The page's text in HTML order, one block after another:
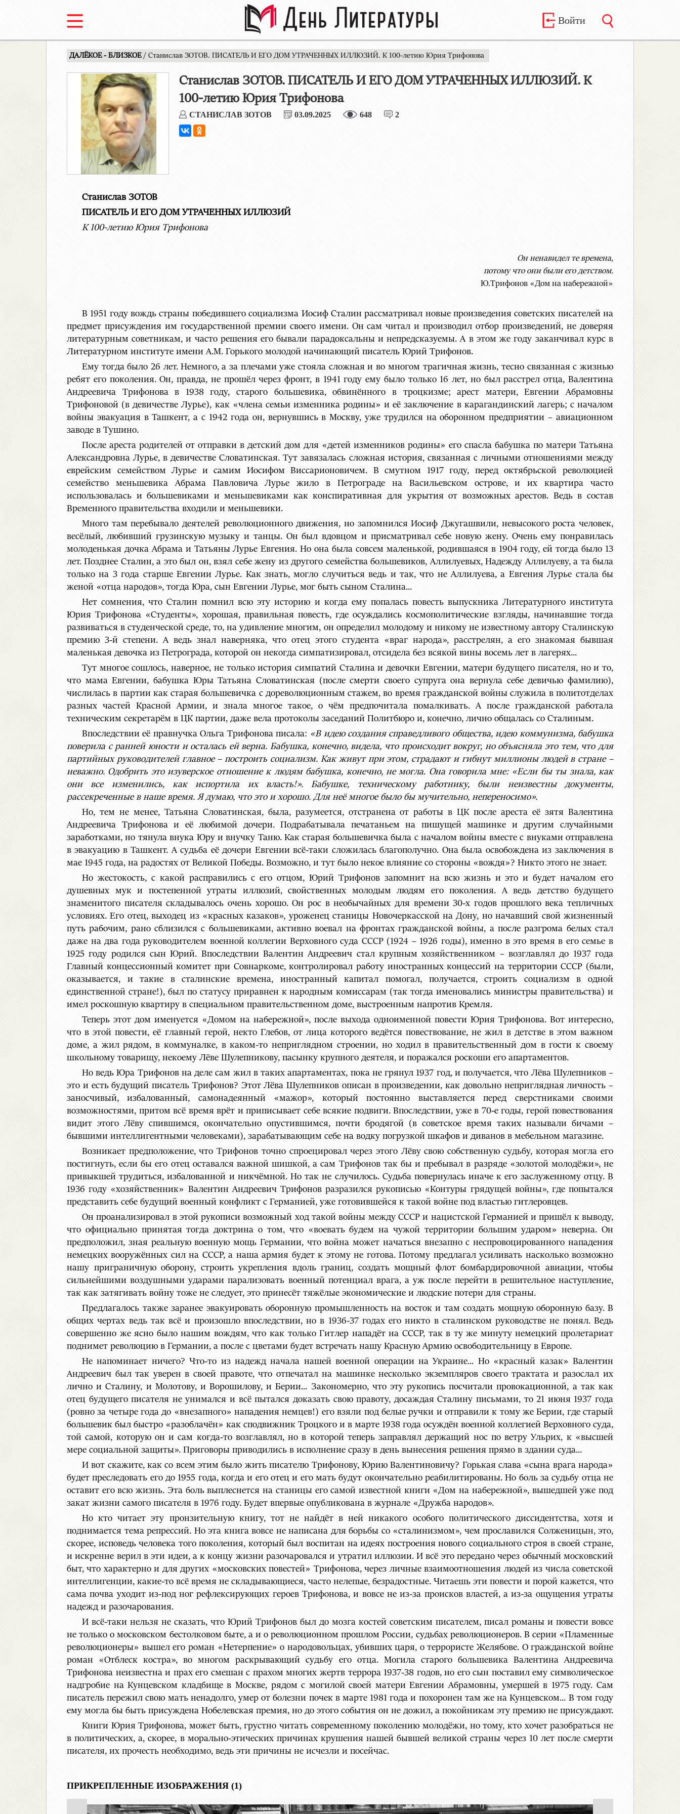
Войти
ДАЛЁКОЕ - БЛИЗКОЕ / Станислав ЗОТОВ. ПИСАТЕЛЬ И ЕГО ДОМ УТРАЧЕННЫХ ИЛЛЮЗИЙ. К 100-летию Юрия Трифонова
Станислав ЗОТОВ. ПИСАТЕЛЬ И ЕГО ДОМ УТРАЧЕННЫХ ИЛЛЮЗИЙ. К
100-летию Юрия Трифонова
СТАНИСЛАВ ЗОТОВ 03.09.2025 648 2
Станислав ЗОТОВ
ПИСАТЕЛЬ И ЕГО ДОМ УТРАЧЕННЫХ ИЛЛЮЗИЙ
К 100-летию Юрия Трифонова
Он ненавидел те времена,
потому что они были его детством.
Ю.Трифонов «Дом на набережной»
В 1951 году вождь страны победившего социализма Иосиф Сталин рассматривал новые произведения советских писателей на
предмет присуждения им государственной премии своего имени. Он сам читал и производил отбор произведений, не доверяя
литературным советникам, и часто решения его бывали парадоксальны и непредсказуемы. А в этом же году заканчивал курс в
Литературном институте имени А.М. Горького молодой начинающий писатель Юрий Трифонов.
Ему тогда было 26 лет. Немного, а за плечами уже стояла сложная и во многом трагичная жизнь, тесно связанная с жизнью
ребят его поколения. Он, правда, не прошёл через фронт, в 1941 году ему было только 16 лет, но был расстрел отца, Валентина
Андреевича Трифонова в 1938 году, старого большевика, обвинённого в троцкизме; арест матери, Евгении Абрамовны
Трифоновой (в девичестве Лурье), как «члена семьи изменника родины» и её заключение в карагандинский лагерь; с началом
войны эвакуация в Ташкент, а с 1942 года он, вернувшись в Москву, уже трудился на оборонном предприятии – авиационном
заводе в Тушино.
После ареста родителей от отправки в детский дом для «детей изменников родины» его спасла бабушка по матери Татьяна
Александровна Лурье, в девичестве Словатинская. Тут завязалась сложная история, связанная с личными отношениями между
еврейским семейством Лурье и самим Иосифом Виссарионовичем. В смутном 1917 году, перед октябрьской революцией
семейство меньшевика Абрама Павловича Лурье жило в Петрограде на Васильевском острове, и их квартира часто
использовалась и большевиками и меньшевиками как конспиративная для укрытия от возможных арестов. Ведь в состав
Временного правительства входили и меньшевики.
Много там перебывало деятелей революционного движения, но запомнился Иосиф Джугашвили, невысокого роста человек,
весёлый, любивший грузинскую музыку и танцы. Он был вдовцом и присматривал себе новую жену. Очень ему понравилась
молоденькая дочка Абрама и Татьяны Лурье Евгения. Но она была совсем маленькой, родившаяся в 1904 году, ей тогда было 13
лет. Позднее Сталин, а это был он, взял себе жену из другого семейства большевиков, Аллилуевых, Надежду Аллилуеву, а та была
только на 3 года старше Евгении Лурье. Как знать, могло случиться ведь и так, что не Аллилуева, а Евгения Лурье стала бы
женой «отца народов», тогда Юра, сын Евгении Лурье, мог быть сыном Сталина...
Нет сомнения, что Сталин помнил всю эту историю и когда ему попалась повесть выпускника Литературного института
Юрия Трифонова «Студенты», хорошая, правильная повесть, где осуждались космополитические взгляды, начинавшие тогда
развиваться в студенческой среде, то, на удивление многим, он определил молодому и никому не известному автору Сталинскую
премию 3-й степени. А ведь знал наверняка, что отец этого студента «враг народа», расстрелян, а его знакомая бывшая
маленькая девочка из Петрограда, которой он некогда симпатизировал, отсидела без всякой вины восемь лет в лагерях...
Тут многое сошлось, наверное, не только история симпатий Сталина и девочки Евгении, матери будущего писателя, но и то,
что мама Евгении, бабушка Юры Татьяна Словатинская (после смерти своего супруга она вернула себе девичью фамилию),
числилась в партии как старая большевичка с дореволюционным стажем, во время гражданской войны служила в политотделах
разных частей Красной Армии, и знала многое такое, о чём предпочитала помалкивать. А после гражданской работала
техническим секретарём в ЦК партии, даже вела протоколы заседаний Политбюро и, конечно, лично общалась со Сталиным.
Впоследствии её правнучка Ольга Трифонова писала: «В идею создания справедливого общества, идею коммунизма, бабушка
поверила с ранней юности и осталась ей верна. Бабушка, конечно, видела, что происходит вокруг, но объясняла это тем, что для
партийных руководителей главное – построить социализм. Как живут при этом, страдают и гибнут миллионы людей в стране –
неважно. Одобрить это изуверское отношение к людям бабушка, конечно, не могла. Она говорила мне: «Если бы ты знала, как
они все изменились, как испортила их власть!». Бабушке, техническому работнику, были неизвестны документы,
рассекреченные в наше время. Я думаю, что это и хорошо. Для неё многое было бы мучительно, непереносимо».
Но, тем не менее, Татьяна Словатинская, была, разумеется, отстранена от работы в ЦК после ареста её зятя Валентина
Андреевича Трифонова и её любимой дочери. Подрабатывала печатаньем на пишущей машинке и другим случайными
заработками, но тянула внука Юру и внучку Таню. Как старая большевичка была с началом войны вместе с внуками отправлена
в эвакуацию в Ташкент. А судьба её дочери Евгении всё-таки сложилась благополучно. Она была освобождена из заключения в
мае 1945 года, на радостях от Великой Победы. Возможно, и тут было некое влияние со стороны «вождя»? Никто этого не знает.
Но жестокость, с какой расправились с его отцом, Юрий Трифонов запомнит на всю жизнь и это и будет началом его
душевных мук и постепенной утраты иллюзий, свойственных молодым людям его поколения. А ведь детство будущего
знаменитого писателя складывалось очень хорошо. Он рос в необычайных для времени 30-х годов прошлого века тепличных
условиях. Его отец, выходец из «красных казаков», уроженец станицы Новочеркасской на Дону, но начавший свой жизненный
путь рабочим, рано сблизился с большевиками, активно воевал на фронтах гражданской войны, а после разгрома белых стал
даже на два года руководителем военной коллегии Верховного суда СССР (1924 – 1926 годы), именно в это время в его семье в
1925 году родился сын Юрий. Впоследствии Валентин Андреевич стал крупным хозяйственником – возглавлял до 1937 года
Главный концессионный комитет при Совнаркоме, контролировал работу иностранных концессий на территории СССР (были,
оказывается, и такие в сталинские времена, иностранный капитал помогал, получается, строить социализм в одной
единственной стране!), был по статусу приравнен к народным комиссарам (так тогда именовались министры правительства) и
имел роскошную квартиру в специальном правительственном доме, выстроенным напротив Кремля.
Теперь этот дом именуется «Домом на набережной», после выхода одноименной повести Юрия Трифонова. Вот интересно,
что в этой повести, её главный герой, некто Глебов, от лица которого ведётся повествование, не жил в детстве в этом важном
доме, а жил рядом, в коммуналке, в каком-то неприглядном строении, но ходил в правительственный дом в гости к своему
школьному товарищу, некоему Лёве Шулепникову, пасынку крупного деятеля, и поражался роскоши его апартаментов.
Но ведь Юра Трифонов на деле сам жил в таких апартаментах, пока не грянул 1937 год, и получается, что Лёва Шулепников –
это и есть будущий писатель Трифонов? Этот Лёва Шулепников описан в произведении, как довольно неприглядная личность –
заносчивый, избалованный, самонадеянный «мажор», который постоянно выставляется перед сверстниками своими
возможностями, притом всё время врёт и приписывает себе всякие подвиги. Впоследствии, уже в 70-е годы, герой повествования
видит этого Лёву спившимся, окончательно опустившимся, почти бродягой (в советское время таких называли бичами –
бывшими интеллигентными человеками), зарабатывающим себе на водку погрузкой шкафов и диванов в мебельном магазине.
Возникает предположение, что Трифонов точно спроецировал через этого Лёву свою собственную судьбу, которая могла его
постигнуть, если бы его отец оставался важной шишкой, а сам Трифонов так бы и пребывал в разряде «золотой молодёжи», не
привыкшей трудиться, избалованной и никчёмной. Но так не случилось. Судьба повернулась иначе к его заслуженному отцу. В
1936 году «хозяйственник» Валентин Андреевич Трифонов разразился рукописью «Контуры грядущей войны», где попытался
представить себе будущий военный конфликт с Германией, уже готовившейся к такой войне под властью гитлеровцев.
Он проанализировал в этой рукописи возможный ход такой войны между СССР и нацистской Германией и пришёл к выводу,
что официально принятая тогда доктрина о том, что «воевать будем на чужой территории большим ударом» неверна. Он
предположил, зная реальную военную мощь Германии, что война может начаться внезапно с неспровоцированного нападения
немецких вооружённых сил на СССР, а наша армия будет к этому не готова. Потому предлагал усиливать насколько возможно
нашу приграничную оборону, строить укрепления вдоль границ, создать мощный флот бомбардировочной авиации, чтобы
сильнейшими воздушными ударами парализовать военный потенциал врага, а уж после перейти в решительное наступление,
так как затягивать войну тоже не следует, это принесёт тяжёлые экономические и людские потери для страны.
Предлагалось также заранее эвакуировать оборонную промышленность на восток и там создать мощную оборонную базу. В
общих чертах ведь так всё и произошло впоследствии, но в 1936-37 годах его никто в сталинском руководстве не понял. Ведь
совершенно же ясно было нашим вождям, что как только Гитлер нападёт на СССР, так в ту же минуту немецкий пролетариат
поднимет революцию в Германии, а после с цветами будет встречать нашу Красную Армию освободительницу в Европе.
Не напоминает ничего? Что-то из надежд начала нашей военной операции на Украине... Но «красный казак» Валентин
Андреевич был так уверен в своей правоте, что отпечатал на машинке несколько экземпляров своего трактата и разослал их
лично и Сталину, и Молотову, и Ворошилову, и Берии... Закономерно, что эту рукопись посчитали провокационной, а так как
отец будущего писателя не унимался и всё пытался доказать свою правоту, досаждая Сталину письмами, то 21 июня 1937 года
(ровно за четыре года до «внезапного» нападения немцев!) его взяли под белые ручки и отправили к тому же Берии, где старый
большевик был быстро «разоблачён» как сподвижник Троцкого и в марте 1938 года осуждён военной коллегией Верховного суда,
той самой, которую он и сам когда-то возглавлял, но в которой теперь заправлял держащий нос по ветру Ульрих, к «высшей
мере социальной защиты». Приговоры приводились в исполнение сразу в день вынесения решения прямо в здании суда...
И вот скажите, как со всем этим было жить писателю Трифонову, Юрию Валентиновичу? Горькая слава «сына врага народа»
будет преследовать его до 1955 года, когда и его отец и его мать будут окончательно реабилитированы. Но боль за судьбу отца не
оставит его всю жизнь. Эта боль выплеснется на станицы его самой известной книги «Дом на набережной», вышедшей уже под
закат жизни самого писателя в 1976 году. Будет впервые опубликована в журнале «Дружба народов».
Но кто читает эту пронзительную книгу, тот не найдёт в ней никакого особого политического диссидентства, хотя и
поднимается тема репрессий. Но эта книга вовсе не написана для борьбы со «сталинизмом», чем прославился Солженицын, это,
скорее, исповедь человека того поколения, который был воспитан на идеях построения нового социального строя в своей стране,
и искренне верил в эти идеи, а к концу жизни разочаровался и утратил иллюзии. И всё это передано через обычный московский
быт, что характерно и для других «московских повестей» Трифонова, через личные взаимоотношения людей из числа советской
интеллигенции, какие-то всё время не складывающиеся, часто нелепые, безрадостные. Читаешь эти повести и порой кажется, что
сама почва уходит из-под ног рефлексирующих героев Трифонова, и вовсе не из-за происков властей, а из-за ощущения утраты
надежд и разочарования.
И всё-таки нельзя не сказать, что Юрий Трифонов был до мозга костей советским писателем, писал романы и повести вовсе
не только о московском бестолковом быте, а и о революционном прошлом России, судьбах революционеров. В серии «Пламенные
революционеры» вышел его роман «Нетерпение» о народовольцах, убивших царя, о террористе Желябове. О гражданской войне
роман «Отблеск костра», во многом раскрывающий судьбу его отца. Могила старого большевика Валентина Андреевича
Трифонова неизвестна и прах его смешан с прахом многих жертв террора 1937-38 годов, но его сын поставил ему символическое
надгробие на Кунцевском кладбище в Москве, рядом с могилой своей матери Евгении Абрамовны, умершей в 1975 году. Сам
писатель пережил свою мать ненадолго, умер от болезни почек в марте 1981 года и похоронен там же на Кунцевском... В том году
ему могла бы быть присуждена Нобелевская премия, но до этого события он не дожил, а покойникам эту премию не присуждают.
Книги Юрия Трифонова, может быть, грустно читать современному поколению молодёжи, но тому, кто хочет разобраться не
в политических, а, скорее, в морально-этических причинах крушения нашей бывшей великой страны через 10 лет после смерти
писателя, их прочесть необходимо, ведь эти причины не исчезли и посейчас.
ПРИКРЕПЛЕННЫЕ ИЗОБРАЖЕНИЯ (1)